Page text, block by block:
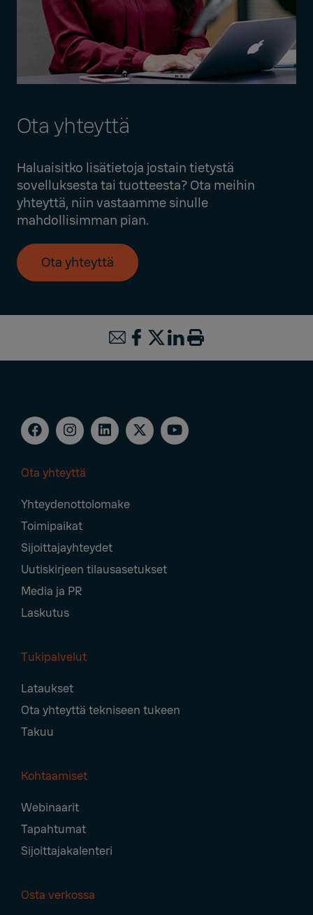
Ota yhteyttä
Haluaisitko lisätietoja jostain tietystä
sovelluksesta tai tuotteesta? Ota meihin
yhteyttä, niin vastaamme sinulle
mahdollisimman pian.
Ota yhteyttä
Navigation
Ota yhteyttä
Yhteydenottolomake
Toimipaikat
Sijoittajayhteydet
Uutiskirjeen tilausasetukset
Media ja PR
Laskutus
Tukipalvelut
Lataukset
Ota yhteyttä tekniseen tukeen
Takuu
Kohtaamiset
Webinaarit
Tapahtumat
Sijoittajakalenteri
Osta verkossa